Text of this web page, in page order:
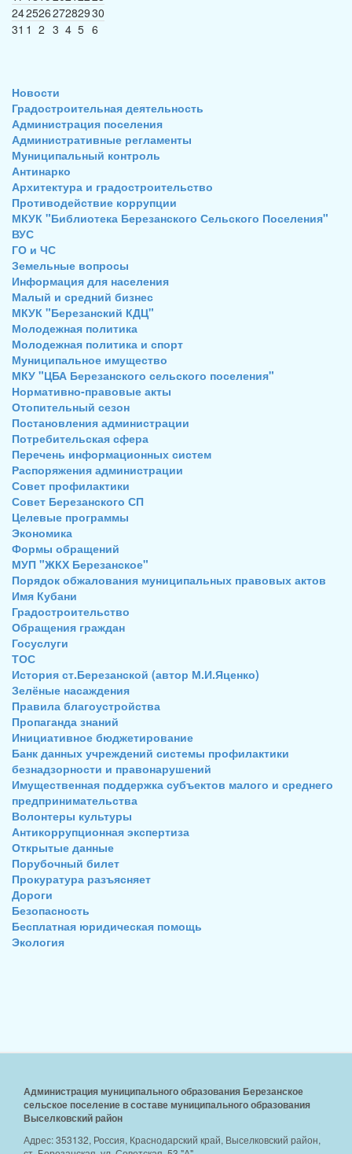
24252627282930
31 1 2 3 4 5 6
Новости
Градостроительная деятельность
Администрация поселения
Административные регламенты
Муниципальный контроль
Антинарко
Архитектура и градостроительство
Противодействие коррупции
МКУК "Библиотека Березанского Сельского Поселения"
ВУС
ГО и ЧС
Земельные вопросы
Информация для населения
Малый и средний бизнес
МКУК "Березанский КДЦ"
Молодежная политика
Молодежная политика и спорт
Муниципальное имущество
МКУ "ЦБА Березанского сельского поселения"
Нормативно-правовые акты
Отопительный сезон
Постановления администрации
Потребительская сфера
Перечень информационных систем
Распоряжения администрации
Совет профилактики
Совет Березанского СП
Целевые программы
Экономика
Формы обращений
МУП "ЖКХ Березанское"
Порядок обжалования муниципальных правовых актов
Имя Кубани
Градостроительство
Обращения граждан
Госуслуги
ТОС
История ст.Березанской (автор М.И.Яценко)
Зелёные насаждения
Правила благоустройства
Пропаганда знаний
Инициативное бюджетирование
Банк данных учреждений системы профилактики
безнадзорности и правонарушений
Имущественная поддержка субъектов малого и среднего
предпринимательства
Волонтеры культуры
Антикоррупционная экспертиза
Открытые данные
Порубочный билет
Прокуратура разъясняет
Дороги
Безопасность
Бесплатная юридическая помощь
Экология
Администрация муниципального образования Березанское
сельское поселение в составе муниципального образования
Выселковский район
Адрес: 353132, Россия, Краснодарский край, Выселковский район,